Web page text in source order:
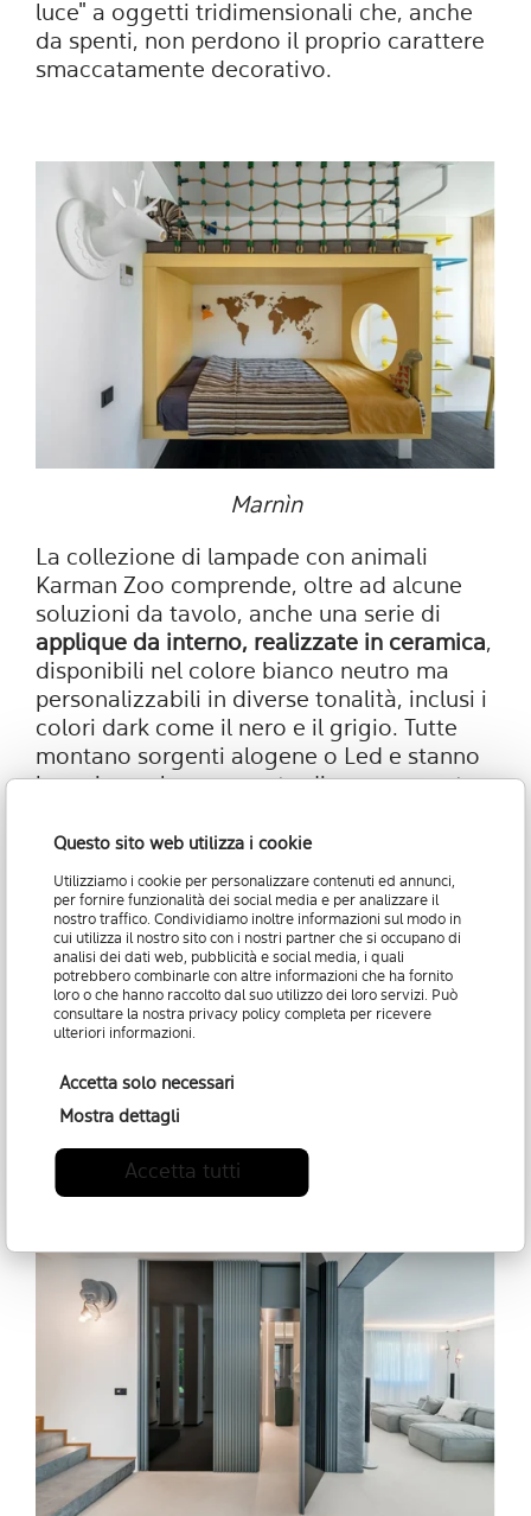
Questo sito web utilizza i cookie
Utilizziamo i cookie per personalizzare contenuti ed annunci,
per fornire funzionalità dei social media e per analizzare il
nostro traffico. Condividiamo inoltre informazioni sul modo in
cui utilizza il nostro sito con i nostri partner che si occupano di
analisi dei dati web, pubblicità e social media, i quali
potrebbero combinarle con altre informazioni che ha fornito
loro o che hanno raccolto dal suo utilizzo dei loro servizi. Può
consultare la nostra privacy policy completa per ricevere
ulteriori informazioni.
Accetta solo necessari
Mostra dettagli
Accetta tutti
luce" a oggetti tridimensionali che, anche
da spenti, non perdono il proprio carattere
smaccatamente decorativo.
Marnìn
La collezione di lampade con animali
Karman Zoo comprende, oltre ad alcune
soluzioni da tavolo, anche una serie di
applique da interno, realizzate in ceramica,
disponibili nel colore bianco neutro ma
personalizzabili in diverse tonalità, inclusi i
colori dark come il nero e il grigio. Tutte
montano sorgenti alogene o Led e stanno
bene in qualunque punto di casa, accanto
tasche dell'ingresso, dietro al divano o ai
lati del letto.
Tra le applique animali troviamo il bulldog
Amsterdame lo scimpanzéUgo Rilla
tendono cavi elettrificati con bulbi luminosi
tra i denti, e il toroCorrado, con lampadine
che ingentiliscono le corna possenti. C'è
come quello di un clown che si accende
all'occorrenza.